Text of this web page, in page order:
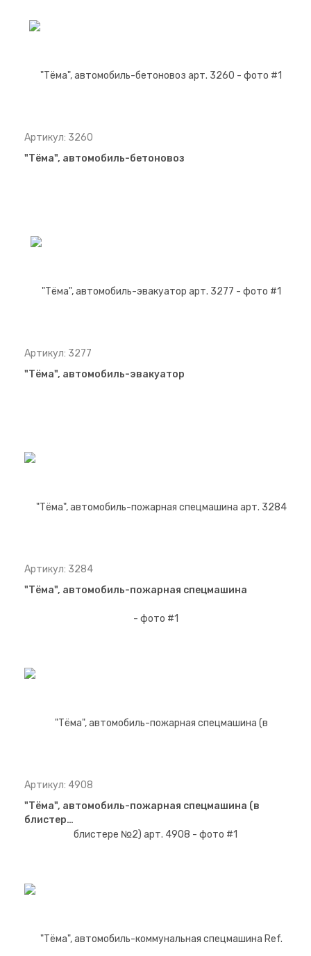
Артикул: 3260
"Тёма", автомобиль-бетоновоз
Артикул: 3277
"Тёма", автомобиль-эвакуатор
Артикул: 3284
"Тёма", автомобиль-пожарная спецмашина
Артикул: 4908
"Тёма", автомобиль-пожарная спецмашина (в
блистер…